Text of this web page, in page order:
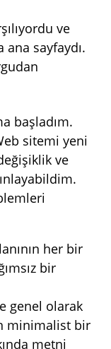
ve
ana sayfaydı.
başladım.
sitemi yeni
ve
her bir
bir
genel olarak
minimalist bir
metni